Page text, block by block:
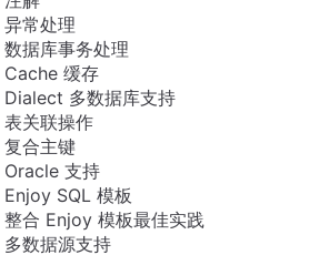
异常处理
数据库事务处理
Cache 缓存
Dialect 多数据库支持
表关联操作
复合主键
Oracle 支持
Enjoy SQL 模板
整合 Enjoy 模板最佳实践
多数据源支持